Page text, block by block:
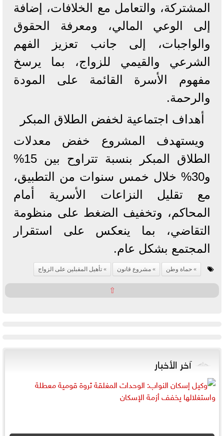
المشتركة، والتعامل مع الخلافات، إضافة
إلى الوعي المالي، ومعرفة الحقوق
والواجبات، إلى جانب تعزيز الفهم
الشرعي والقيمي للزواج، بما يرسخ
مفهوم الأسرة القائمة على المودة
والرحمة.
أهداف اجتماعية لخفض الطلاق المبكر
ويستهدف المشروع خفض معدلات
الطلاق المبكر بنسبة تتراوح بين 15%
و30% خلال خمس سنوات من التطبيق،
مع تقليل النزاعات الأسرية أمام
المحاكم، وتخفيف الضغط على منظومة
التقاضي، بما ينعكس على استقرار
المجتمع بشكل عام.
حماة وطن مشروع قانون تأهيل المقبلين على الزواج
⇧
آخر الأخبار